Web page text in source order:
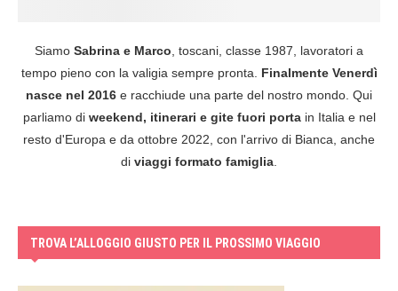
Siamo Sabrina e Marco, toscani, classe 1987, lavoratori a
tempo pieno con la valigia sempre pronta. Finalmente Venerdì
nasce nel 2016 e racchiude una parte del nostro mondo. Qui
parliamo di weekend, itinerari e gite fuori portain Italia e nel
resto d'Europa e da ottobre 2022, con l'arrivo di Bianca, anche
di viaggi formato famiglia.
TROVA L’ALLOGGIO GIUSTO PER IL PROSSIMO VIAGGIO